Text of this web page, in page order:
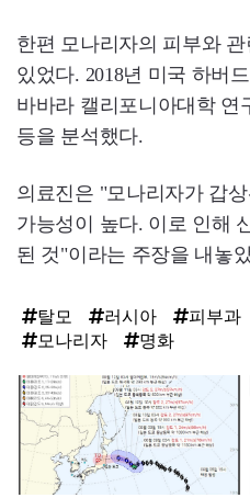
한편 모나리자의 피부와
있었다. 2018년 미국 하버
바바라 캘리포니아대학 연
등을 분석했다.
의료진은 "모나리자가 갑
가능성이 높다. 이로 인해
된 것"이라는 주장을 내놓
탈모 러시아 피부과
모나리자
명화
탑
라
인